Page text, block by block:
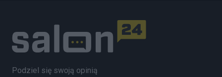
Podziel się swoją opinią